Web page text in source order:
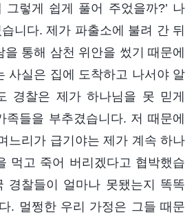
그렇게 쉽게 풀어 주었을까?’ 나
니다. 제가 파출소에 불려 간 뒤
을 통해 삼천 위안을 썼기 때문에
사실은 집에 도착하고 나서야 알
경찰은 제가 하나님을 못 믿게
족들을 부추겼습니다. 저 때문에
느리가 급기야는 제가 계속 하나
먹고 죽어 버리겠다고 협박했습
경찰들이 얼마나 못됐는지 똑똑
. 멀쩡한 우리 가정은 그들 때문